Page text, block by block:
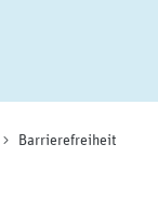
Barrierefreiheit